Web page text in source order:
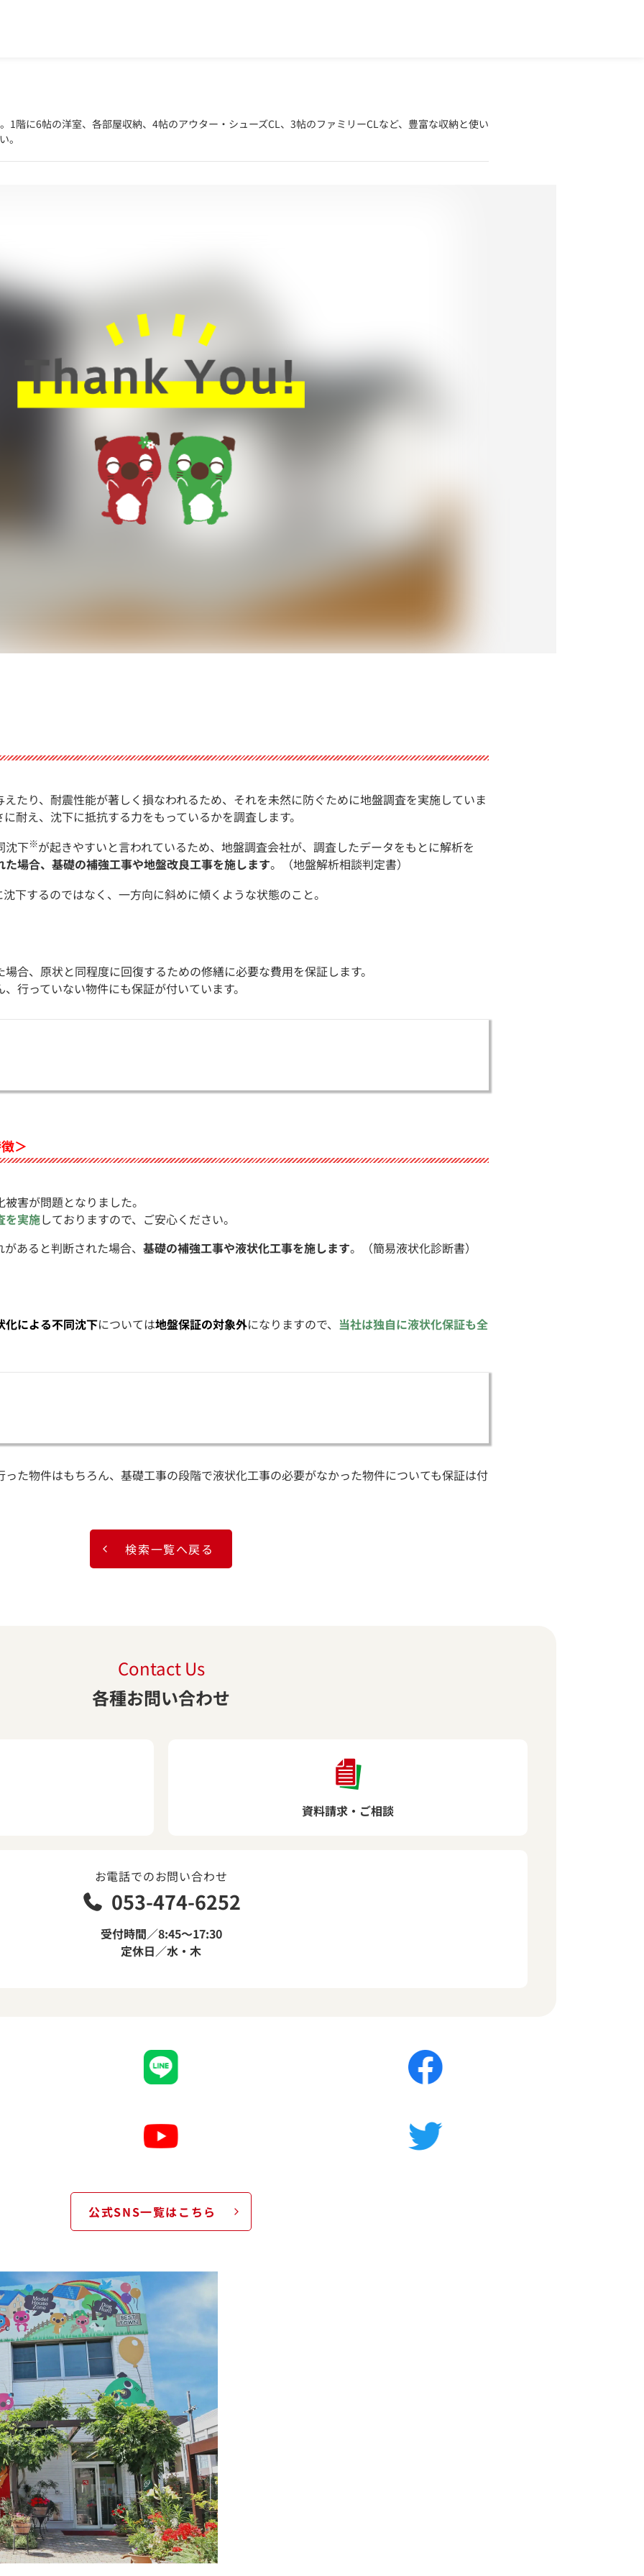
1階に6帖の洋室、各部屋収納、4帖のアウター・シューズCL、3帖のファミリーCLなど、豊富な収納と使い
。
たり、耐震性能が著しく損なわれるため、それを未然に防ぐために地盤調査を実施していま
耐え、沈下に抵抗する力をもっているかを調査します。
沈下※が起きやすいと言われているため、地盤調査会社が、調査したデータをもとに解析を
場合、基礎の補強工事や地盤改良工事を施します。（地盤解析相談判定書）
下するのではなく、一方向に斜めに傾くような状態のこと。
合、原状と同程度に回復するための修繕に必要な費用を保証します。
行っていない物件にも保証が付いています。
＞
害が問題となりました。
を実施しておりますので、ご安心ください。
あると判断された場合、 基礎の補強工事や液状化工事を施します。（簡易液状化診断書）
化による不同沈下については地盤保証の対象外になりますので、 当社は独自に液状化保証も全
た物件はもちろん、基礎工事の段階で液状化工事の必要がなかった物件についても保証は付
検索一覧へ戻る
Contact Us
各種お問い合わせ
資料請求・ご相談
お電話でのお問い合わせ
053-474-6252
受付時間／8:45～17:30
定休日／水・木
公式SNS一覧はこちら